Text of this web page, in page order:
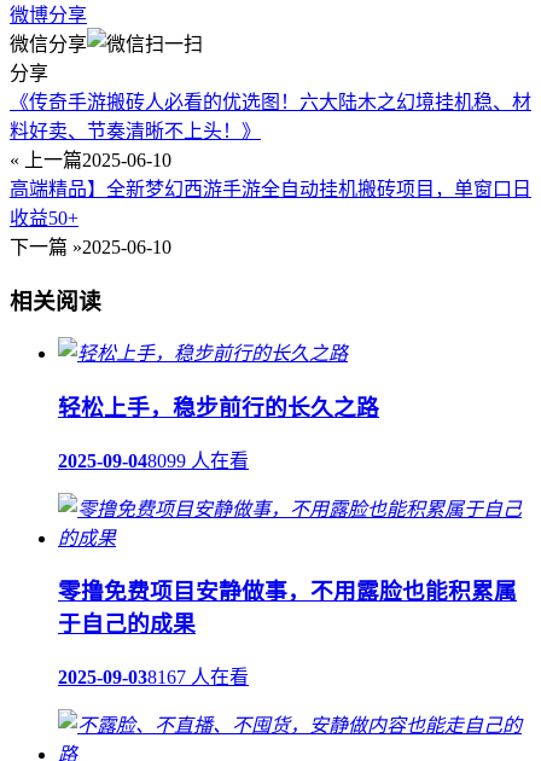
微博分享
微信分享
分享
《传奇手游搬砖人必看的优选图！六大陆木之幻境挂机稳、材
料好卖、节奏清晰不上头！》
« 上一篇2025-06-10
高端精品】全新梦幻西游手游全自动挂机搬砖项目，单窗口日
收益50+
下一篇 »2025-06-10
相关阅读
轻松上手，稳步前行的长久之路
2025-09-048099 人在看
零撸免费项目安静做事，不用露脸也能积累属
于自己的成果
2025-09-038167 人在看